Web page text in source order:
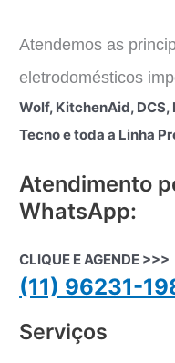
Atendemos as
eletrodomésticos
Wolf, KitchenAid,
Tecno e toda a Linha
Atendimento
WhatsApp:
CLIQUE E AGENDE >>>
(11) 96231-
Serviços